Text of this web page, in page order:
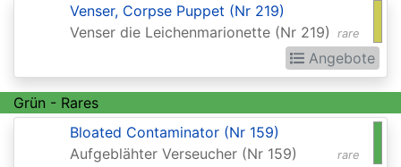
(Strixhaven)
Commander
Anthology
Commander
Anthology
rare
Venser, Corpse Puppet (Nr 219)
Venser die Leichenmarionette (Nr 219)
Angebote
Grün - Rares
rare
Bloated Contaminator (Nr 159)
Aufgeblähter Verseucher (Nr 159)